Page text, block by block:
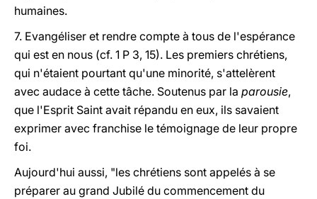
humaines.
7. Evangéliser et rendre compte à tous de l'espérance
qui est en nous (cf. 1 P 3, 15). Les premiers chrétiens,
qui n'étaient pourtant qu'une minorité, s'attelèrent
avec audace à cette tâche. Soutenus par la parousie,
que l'Esprit Saint avait répandu en eux, ils savaient
exprimer avec franchise le témoignage de leur propre
foi.
Aujourd'hui aussi, "les chrétiens sont appelés à se
préparer au grand Jubilé du commencement du